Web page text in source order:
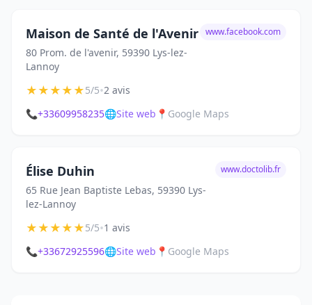
Maison de Santé de l'Avenir
80 Prom. de l'avenir, 59390 Lys-lez-
Lannoy
www.facebook.com
★★★★★5/5•2 avis
📞+33609958235🌐Site web 📍 Google Maps
Élise Duhin
65 Rue Jean Baptiste Lebas, 59390 Lys-
lez-Lannoy
www.doctolib.fr
★★★★★5/5•1 avis
📞+33672925596🌐Site web 📍 Google Maps